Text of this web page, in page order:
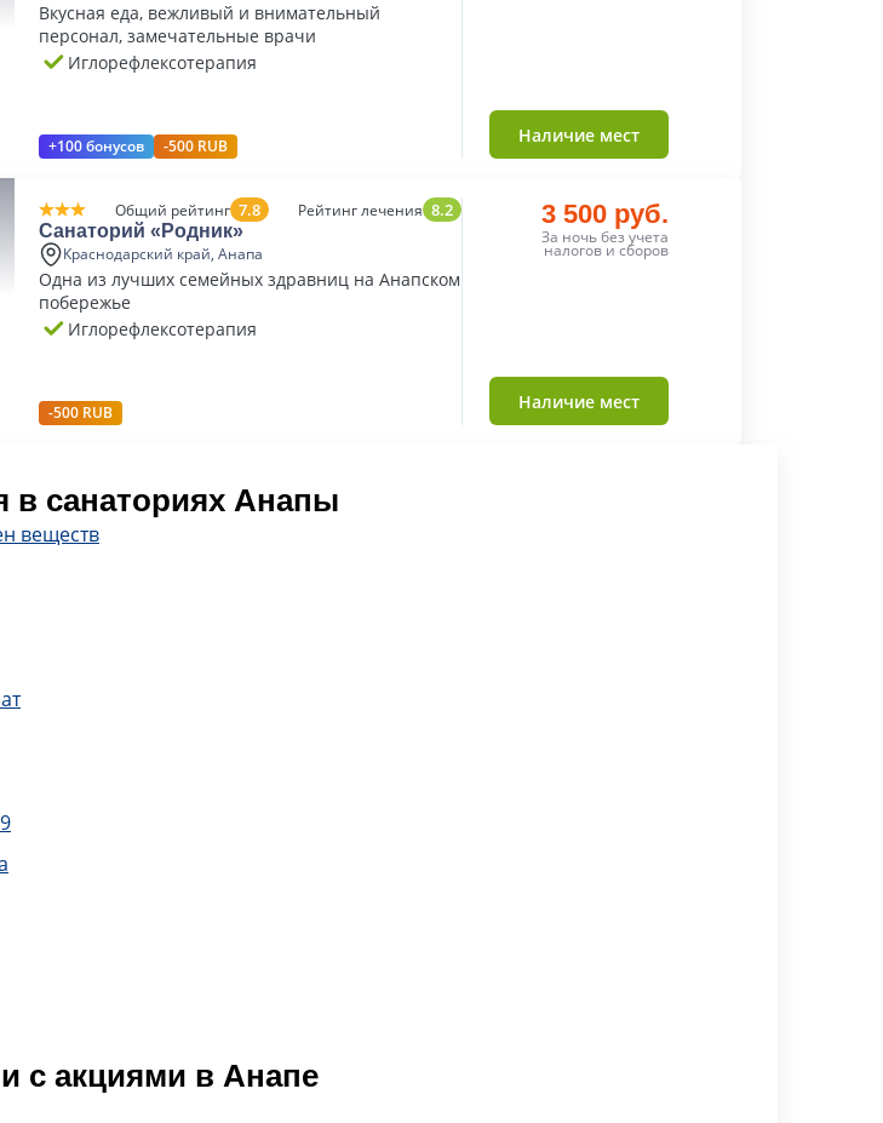
Вкусная еда, вежливый и внимательный
персонал, замечательные врачи
Иглорефлексотерапия
+100 бонусов -500 RUB Наличие мест
Общий рейтинг 7.8 Рейтинг лечения 8.2
Санаторий «Родник»
Краснодарский край, Анапа
Одна из лучших семейных здравниц на Анапском
побережье
Иглорефлексотерапия
-500 RUB
3 500 руб.
За ночь без учета
налогов и сборов
Наличие мест
санаториях Анапы
веществ
с акциями в Анапе